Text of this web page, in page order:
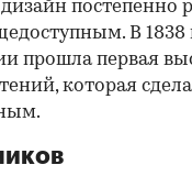
постепенно
В 1838
прошла первая
которая